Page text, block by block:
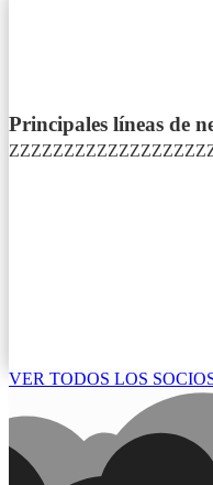
Principales líneas de
VER TODOS LOS